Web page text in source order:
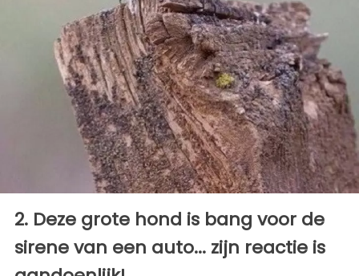
2. Deze grote hond is bang voor de
sirene van een auto... zijn reactie is